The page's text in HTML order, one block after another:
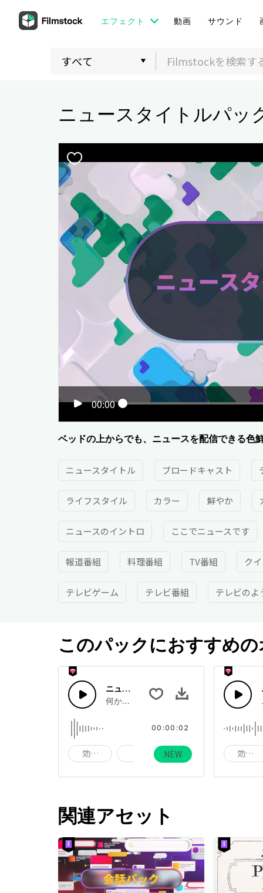
エフェクト 動画 サウンド
ニュースタイトルパッ
00:00
ベッドの上からでも、ニュースを配信できる色
ニュースタイトル ブロードキャスト
ライフスタイル カラー 鮮やか
ニュースのイントロ ここでニュースです
報道番組 料理番組 TV番組 ク
テレビゲーム テレビ番組 テレビのよ
このパックにおすすめ
ニュースアイコン２
何か通知が出たようなイメージの、ホッ
効果音 サウンド
00:00:02
NEW 効果音
関連アセット